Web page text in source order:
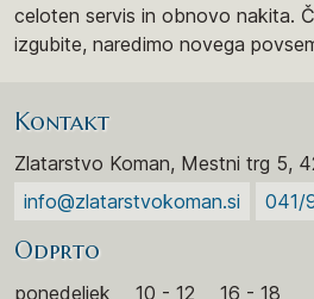
celoten servis in obnovo nakita.
izgubite, naredimo novega
Kontakt
Zlatarstvo Koman, Mestni trg 5,
info@zlatarstvokoman.si
041/
Odprto
ponedeljek 10 - 12
16 - 18